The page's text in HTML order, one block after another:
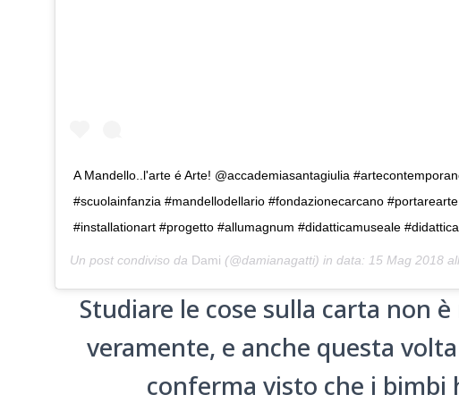
A Mandello..l'arte é Arte! @accademiasantagiulia
#scuolainfanzia #mandellodellario #fondazionecarcano
#installationart #progetto #allumagnum #didatticamuseale
Un post condiviso da Dami (@damianagatti) in data: 15 Mag 2018 alle
Studiare le cose sulla carta non
veramente, e anche questa
conferma visto che i bimbi